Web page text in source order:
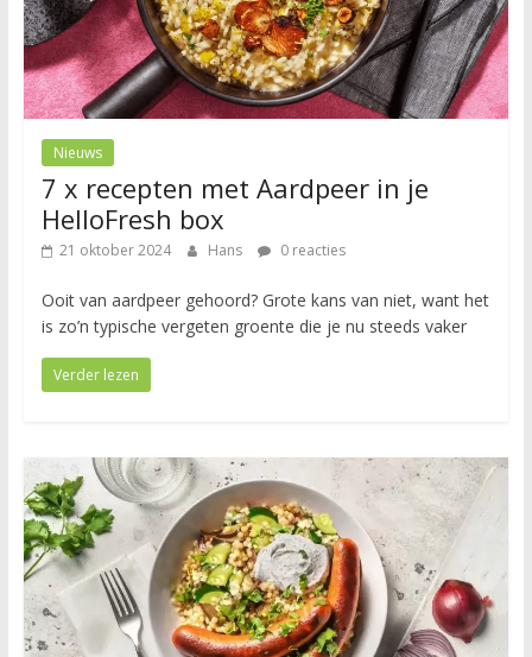
Nieuws
7 x recepten met Aardpeer in je
HelloFresh box
21 oktober 2024 Hans 0 reacties
Ooit van aardpeer gehoord? Grote kans van niet, want het
is zo’n typische vergeten groente die je nu steeds vaker
Verder lezen